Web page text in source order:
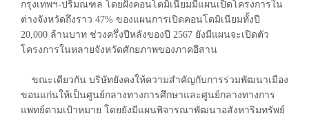
กรุงเทพฯ-ปริมณฑล โดยฝั่งคอนโดมิเนียมมีแผนเปิดโครงการใน
ต่างจังหวัดถึงราว 47% ของแผนการเปิดคอนโดมิเนียมทั้งปี
20,000 ล้านบาท ช่วงครึ่งปีหลังของปี 2567 ยังมีแผนจะเปิดตัว
โครงการในหลายจังหวัดศักยภาพของภาคอีสาน
ขณะเดียวกัน บริษัทยังคงให้ความสำคัญกับการร่วมพัฒนาเมือง
ขอนแก่นให้เป็นศูนย์กลางทางการศึกษาและศูนย์กลางทางการ
แพทย์ตามเป้าหมาย โดยยังมีแผนพิจารณาพัฒนาอสังหาริมทรัพย์